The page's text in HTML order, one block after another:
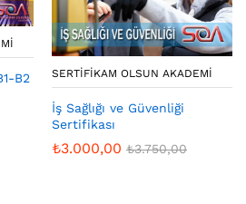
B2
SERTIFIKAM OLSUN AKADEMI
İş Sağlığı ve Güvenliği
Sertifikası
₺3.000,00 ₺3.750,00